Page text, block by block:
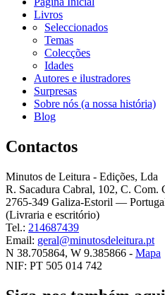
Livros
Seleccionados
Temas
Colecções
Idades
Autores e ilustradores
Surpresas
Sobre nós (a nossa história)
Blog
Contactos
Minutos de Leitura - Edições, Lda
R. Sacadura Cabral, 102, C. Com.
2765-349 Galiza-Estoril —
(Livraria e escritório)
Tel.: 214687439
Email: geral@minutosdeleitura.pt
N 38.705864, W 9.385866 - Mapa
NIF: PT 505 014 742